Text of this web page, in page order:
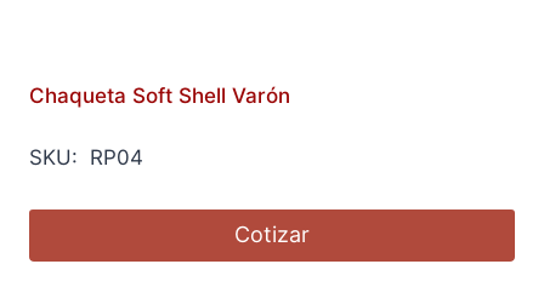
Chaqueta Soft Shell Varón
SKU: RP04
Cotizar